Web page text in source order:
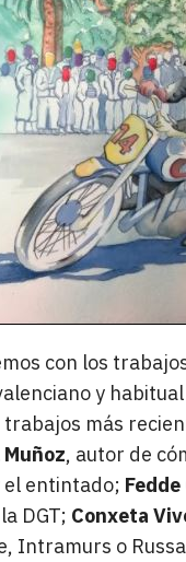
con los
y
más
, autor de
el entintado;
DGT; Conxeta
Intramurs o